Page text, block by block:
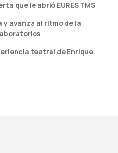
que le abrió EURES TMS
avanza al ritmo de la
teatral de Enrique